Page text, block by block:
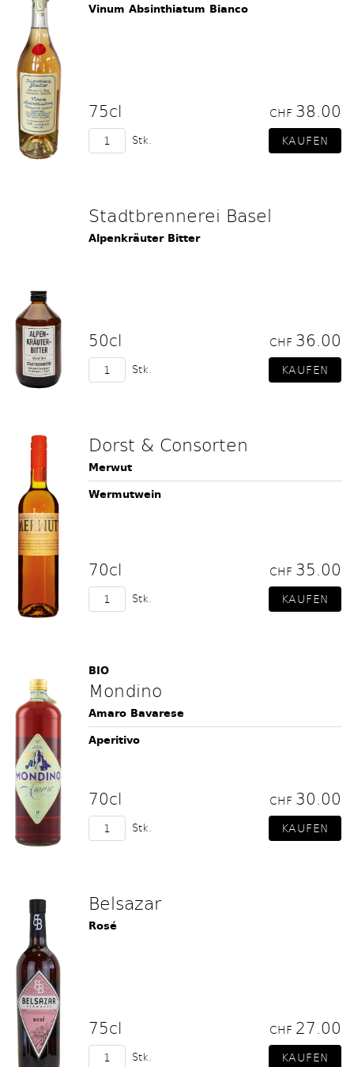
Vinum Absinthiatum Bianco
75cl CHF 38.00
Stk.
Stadtbrennerei Basel
Alpenkräuter Bitter
50cl CHF 36.00
Stk.
Dorst & Consorten
Merwut
Wermutwein
70cl CHF 35.00
Stk.
BIO
Mondino
Amaro Bavarese
Aperitivo
70cl CHF 30.00
Stk.
Belsazar
Rosé
75cl CHF 27.00
Stk.